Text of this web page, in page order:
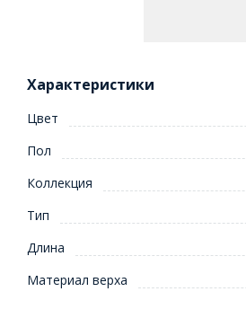
Характеристики
Цвет
Пол
Коллекция
Тип
Длина
Материал верха